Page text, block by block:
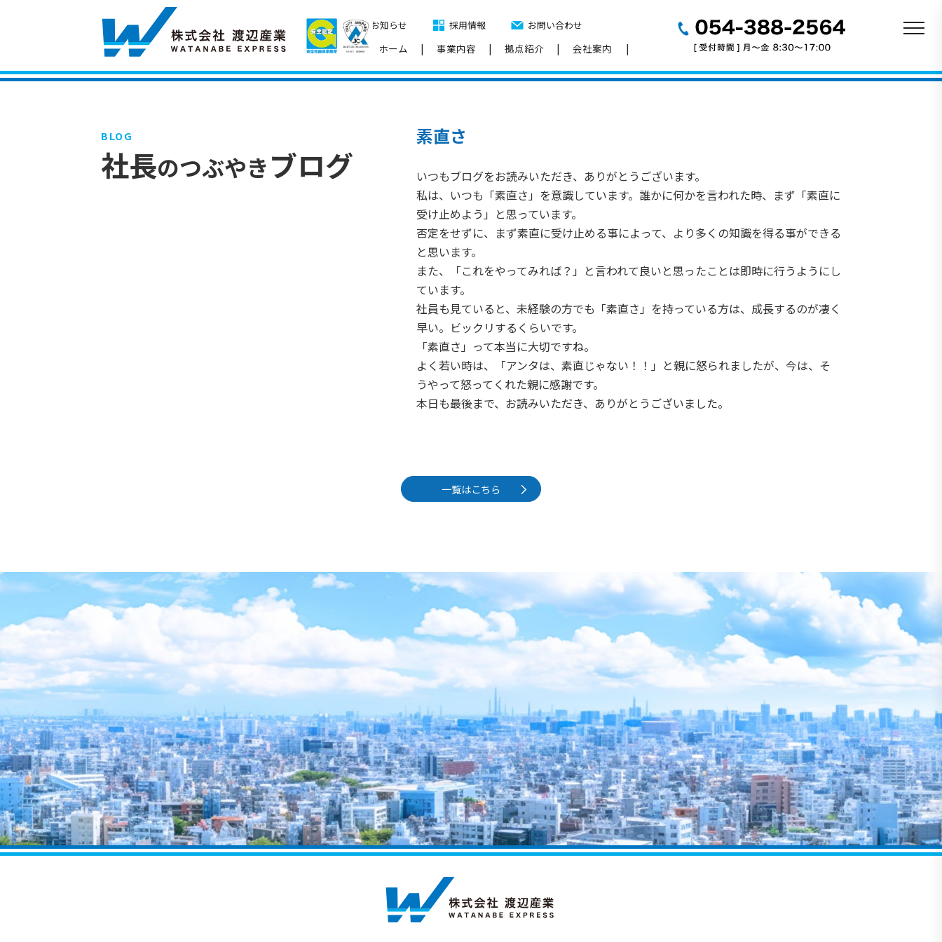
お知らせ 採用情報 お問い合わせ
ホーム 事業内容 拠点紹介 会社案内
BLOG
社長のつぶやきブログ
素直さ
いつもブログをお読みいただき、ありがとうございます。
私は、いつも「素直さ」を意識しています。誰かに何かを言われた時、まず「素直に
受け止めよう」と思っています。
否定をせずに、まず素直に受け止める事によって、より多くの知識を得る事ができる
と思います。
また、「これをやってみれば？」と言われて良いと思ったことは即時に行うようにし
ています。
社員も見ていると、未経験の方でも「素直さ」を持っている方は、成長するのが凄く
早い。ビックリするくらいです。
「素直さ」って本当に大切ですね。
よく若い時は、「アンタは、素直じゃない！！」と親に怒られましたが、今は、そ
うやって怒ってくれた親に感謝です。
本日も最後まで、お読みいただき、ありがとうございました。
一覧はこちら